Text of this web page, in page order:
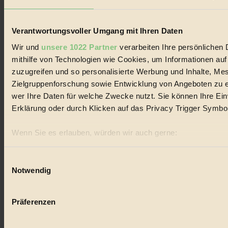
Verantwortungsvoller Umgang mit Ihren Daten
Wir und unsere 1022 Partner verarbeiten Ihre persönlichen
mithilfe von Technologien wie Cookies, um Informationen
zuzugreifen und so personalisierte Werbung und Inhalte,
Zielgruppenforschung sowie Entwicklung von Angeboten zu
wer Ihre Daten für welche Zwecke nutzt. Sie können Ihre
Erklärung oder durch Klicken auf das Privacy Trigger
Wenn Sie es erlauben, würden wir auch gerne:
Informationen über Ihre geografische Lage erfassen,
Ihr Gerät durch aktives Scannen nach bestimmten
Präferenzen im
Notwendig
Präferenzen
Regional
Garten